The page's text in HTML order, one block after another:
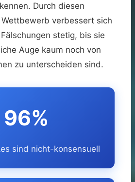
Durch diesen
verbessert sich
stetig, bis sie
Auge kaum noch von
zu unterscheiden sind.
96%
sind nicht-konsensuell